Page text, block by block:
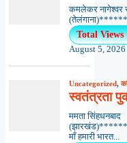
कमलेकर नागेश्वर
Total Views
August 5, 2026
Uncategorized,
स्वतंत्रता
ममता सिंहधनबाद
माँ हमारी भारत...